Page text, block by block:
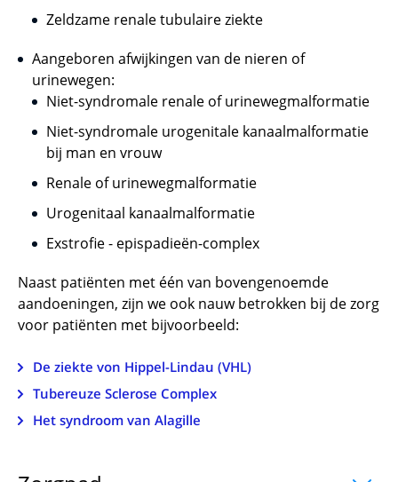
Zeldzame renale tubulaire ziekte
Aangeboren afwijkingen van de nieren of
urinewegen:
Niet-syndromale renale of urinewegmalformatie
Niet-syndromale urogenitale kanaalmalformatie
bij man en vrouw
Renale of urinewegmalformatie
Urogenitaal kanaalmalformatie
Exstrofie - epispadieën-complex
Naast patiënten met één van bovengenoemde
aandoeningen, zijn we ook nauw betrokken bij de zorg
voor patiënten met bijvoorbeeld:
De ziekte von Hippel-Lindau (VHL)
Tubereuze Sclerose Complex
Het syndroom van Alagille